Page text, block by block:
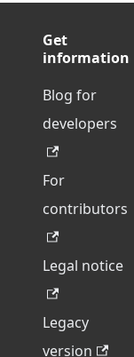
Get
information
Blog for
developers
For
contributors
Legal notice
Legacy
version